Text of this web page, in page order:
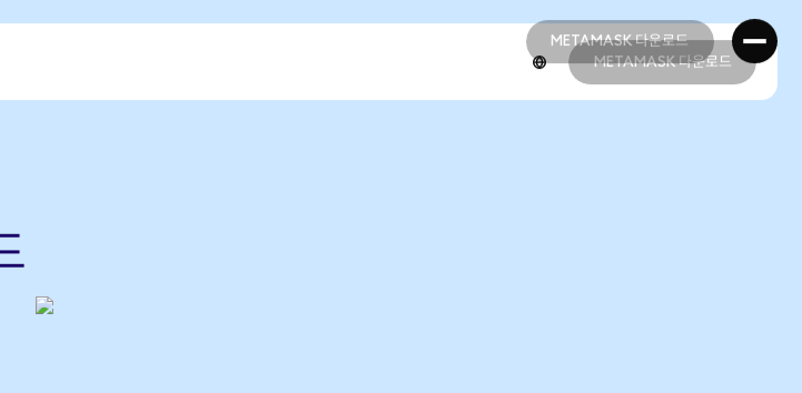
METAMASK 다운로드
METAMASK 다운로드
METAMASK 다운로드